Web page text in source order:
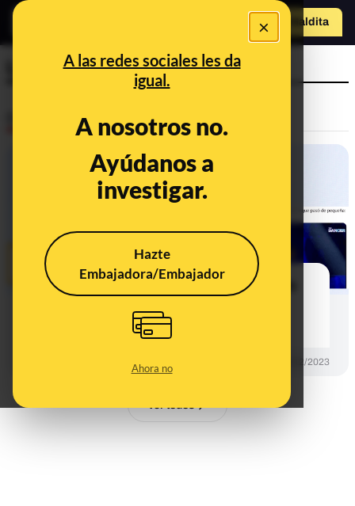
×
A las redes sociales les da
igual.
A nosotros no.
Ayúdanos a
investigar.
Hazte
Embajadora/Embajador
Ahora no
Hazte Maldita
Lola Índigo
No, Lola Índigo no ha recomendado
criptomonedas CryptoTwitter
18/12/2023
Ver todos